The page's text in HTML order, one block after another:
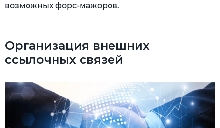
возможных форс-мажоров.
Организация внешних
ссылочных связей